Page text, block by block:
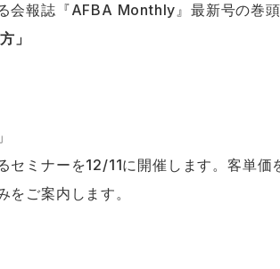
会報誌『AFBA Monthly』最新号の巻頭
」
ミナーを12/11に開催します。客単価
ご案内します。